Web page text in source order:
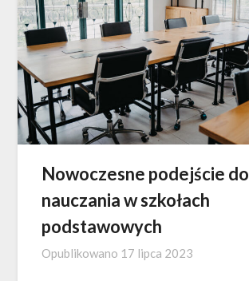
Nowoczesne podejście do
nauczania w szkołach
podstawowych
Opublikowano 17 lipca 2023